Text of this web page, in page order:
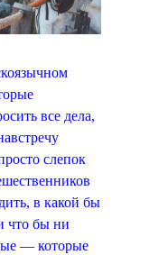
все дела,
слепок
в какой бы
что бы ни
— которые